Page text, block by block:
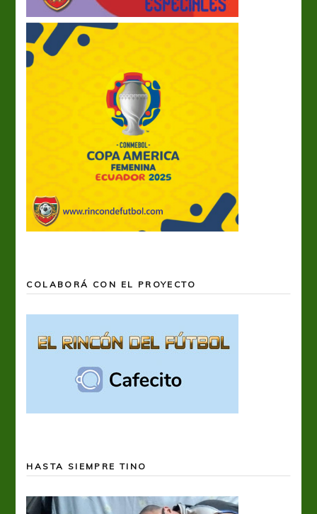
COLABORÁ CON EL PROYECTO
HASTA SIEMPRE TINO